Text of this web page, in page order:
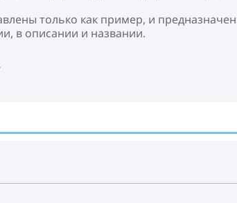
только как пример, и
в описании и названии.